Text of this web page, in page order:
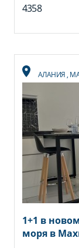
4358
АЛАНИЯ,
1+1 в
моря в